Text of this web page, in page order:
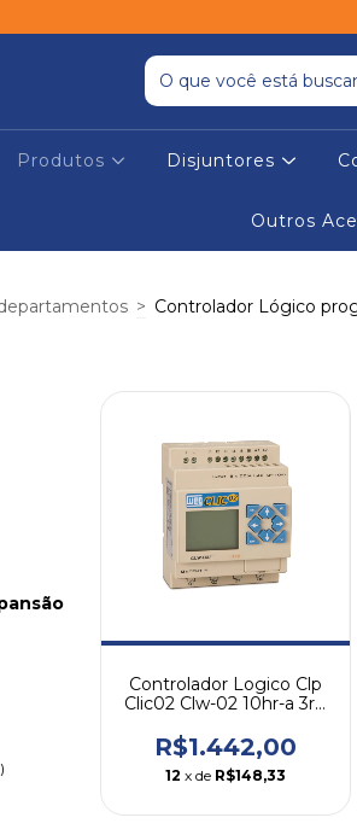
Produtos Disjuntores
Outros
> Controlador Lógico
Controlador Logico Clp
Clic02 Clw-02 10hr-a 3rd
R$1.442,00
12 x de R$148,33